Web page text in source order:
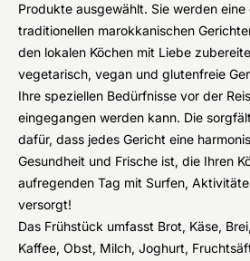
Produkte ausgewählt. Sie werden
traditionellen marokkanischen
den lokalen Köchen mit Liebe
vegetarisch, vegan und glutenfreie
Ihre speziellen Bedürfnisse vor der
eingegangen werden kann. Die
dafür, dass jedes Gericht eine
Gesundheit und Frische ist, die Ihren
aufregenden Tag mit Surfen,
versorgt!
Das Frühstück umfasst Brot, Käse,
Kaffee, Obst, Milch, Joghurt,